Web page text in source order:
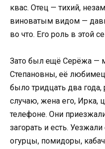
квас. Отец — тихий,
виноватым видом —
во что. Его роль в этой
Зато был ещё Серёжа —
Степановны, её
было тридцать два года,
случаю, жена его, Ирка,
телефоне. Они
загорать и есть.
огурцы, помидоры,